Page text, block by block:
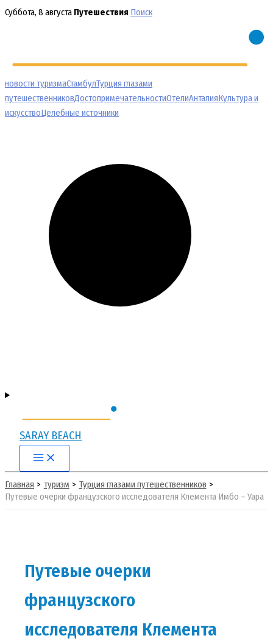
Перейти
Суббота, 8 августа Путешествия Поиск
новости туризмаСтамбулТурция глазами
путешественниковДостопримечательностиОтелиАнталияКультура и
искусствоЦелебные источники
SARAY BEACH
Main
Menu
Главная туризм
Турция глазами путешественников
Путевые очерки французского исследователя Клемента Имбо – Уара
Путевые очерки
французского
исследователя Клемента